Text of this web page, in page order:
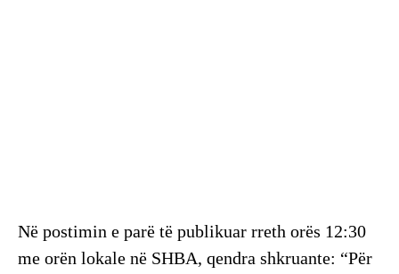
Në postimin e parë të publikuar rreth orës 12:30
me orën lokale në SHBA, qendra shkruante: “Për